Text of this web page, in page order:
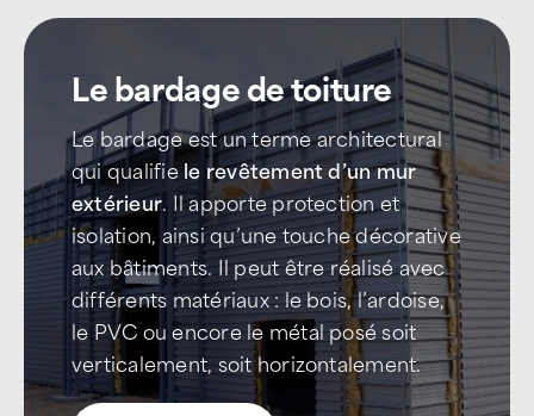
Le bardage de toiture
Le bardage est un terme architectural
qui qualifiele revêtement d’un mur
extérieur. Il apporte protection et
isolation, ainsi qu’une touche décorative
aux bâtiments. Il peut être réalisé avec
différents matériaux : le bois, l’ardoise,
le PVC ou encore le métal posé soit
verticalement, soit horizontalement.